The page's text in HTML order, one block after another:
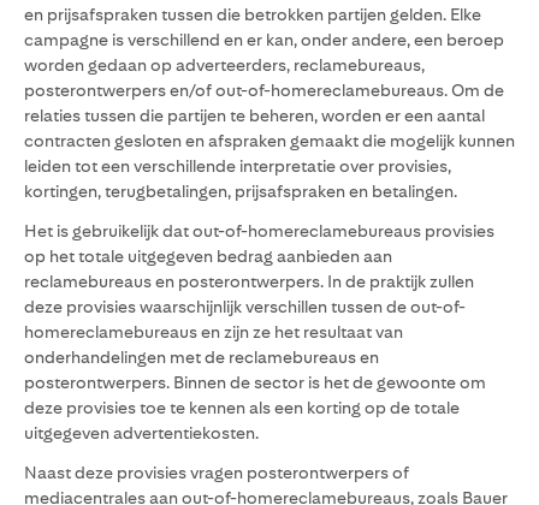
en prijsafspraken tussen die betrokken partijen gelden. Elke
campagne is verschillend en er kan, onder andere, een beroep
worden gedaan op adverteerders, reclamebureaus,
posterontwerpers en/of out-of-homereclamebureaus. Om de
relaties tussen die partijen te beheren, worden er een aantal
contracten gesloten en afspraken gemaakt die mogelijk kunnen
leiden tot een verschillende interpretatie over provisies,
kortingen, terugbetalingen, prijsafspraken en betalingen.
Het is gebruikelijk dat out-of-homereclamebureaus provisies
op het totale uitgegeven bedrag aanbieden aan
reclamebureaus en posterontwerpers. In de praktijk zullen
deze provisies waarschijnlijk verschillen tussen de out-of-
homereclamebureaus en zijn ze het resultaat van
onderhandelingen met de reclamebureaus en
posterontwerpers. Binnen de sector is het de gewoonte om
deze provisies toe te kennen als een korting op de totale
uitgegeven advertentiekosten.
Naast deze provisies vragen posterontwerpers of
mediacentrales aan out-of-homereclamebureaus, zoals Bauer